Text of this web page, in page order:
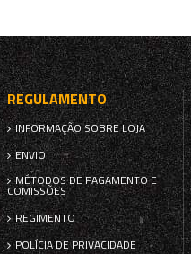
REGULAMENTO
INFORMAÇÃO SOBRE LOJA
ENVIO
MÉTODOS DE PAGAMENTO E
COMISSÕES
REGIMENTO
POLÍCIA DE PRIVACIDADE